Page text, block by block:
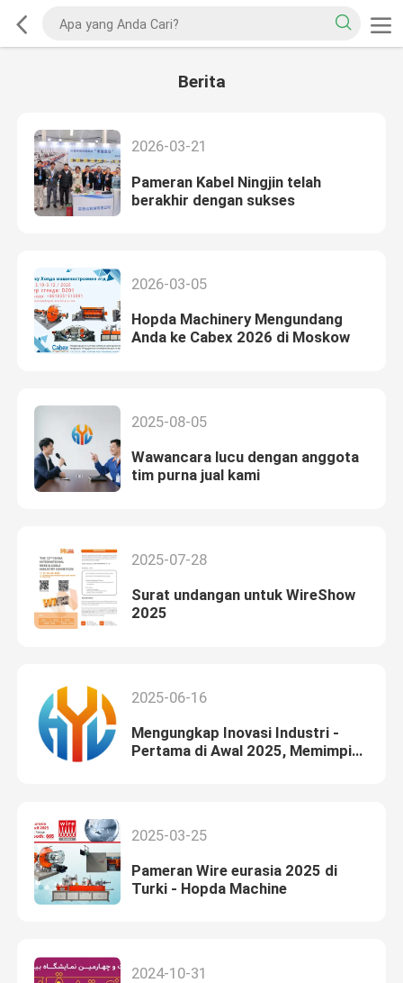
Berita
2026-03-21
Pameran Kabel Ningjin telah
berakhir dengan sukses
2026-03-05
Hopda Machinery Mengundang
Anda ke Cabex 2026 di Moskow
2025-08-05
Wawancara lucu dengan anggota
tim purna jual kami
2025-07-28
Surat undangan untuk WireShow
2025
2025-06-16
Mengungkap Inovasi Industri -
Pertama di Awal 2025, Memimpin
2025-03-25
Pameran Wire eurasia 2025 di
Turki - Hopda Machine
2024-10-31